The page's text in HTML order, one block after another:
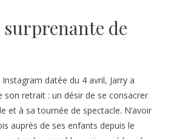
surprenante de
datée du 4 avril, Jarry a
son retrait : un désir de se consacrer
et à sa tournée de spectacle. N’avoir
auprès de ses enfants depuis le